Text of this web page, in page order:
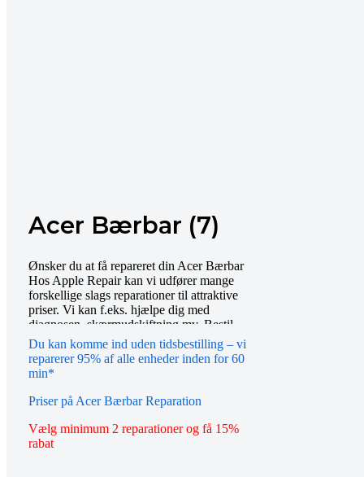
Acer Bærbar (7)
Ønsker du at få repareret din Acer Bærbar
Hos Apple Repair kan vi udfører mange
forskellige slags reparationer til attraktive
priser. Vi kan f.eks. hjælpe dig med
diagnosen, skærmudskiftning mv. Bestil
tid online eller mød op i vores butik, så
hjælper vi dig gerne videre. Du er også
altid velkommen til at kontakte os på
Du kan komme ind uden tidsbestilling – vi
reparerer 95% af alle enheder inden for 60
min*
Priser på Acer Bærbar Reparation
Vælg minimum 2 reparationer og få 15%
rabat